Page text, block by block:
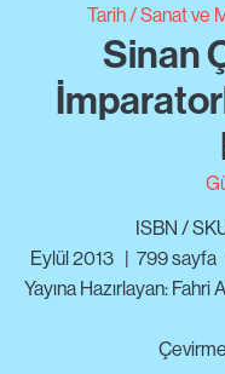
Tarih Sanat ve
Sinan
ISBN /
Eylül 2013 | 799sayfa
Yayına Hazırlayan: Fahri